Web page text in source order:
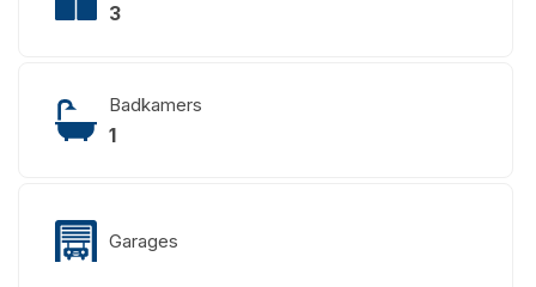
3
Badkamers
1
Garages